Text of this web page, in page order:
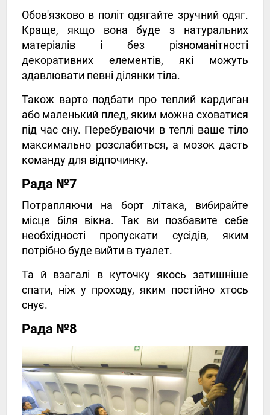
Обов'язково в політ одягайте зручний одяг.
Краще, якщо вона буде з натуральних
матеріалів і без різноманітності
декоративних елементів, які можуть
здавлювати певні ділянки тіла.
Також варто подбати про теплий кардиган
або маленький плед, яким можна сховатися
під час сну. Перебуваючи в теплі ваше тіло
максимально розслабиться, а мозок дасть
команду для відпочинку.
Рада №7
Потрапляючи на борт літака, вибирайте
місце біля вікна. Так ви позбавите себе
необхідності пропускати сусідів, яким
потрібно буде вийти в туалет.
Та й взагалі в куточку якось затишніше
спати, ніж у проходу, яким постійно хтось
снує.
Рада №8